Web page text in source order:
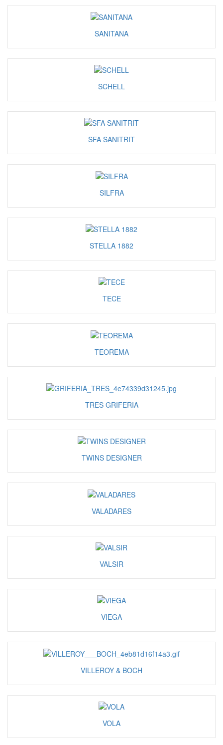
SANITANA
SCHELL
SFA SANITRIT
SILFRA
STELLA 1882
TECE
TEOREMA
TRES GRIFERIA
TWINS DESIGNER
VALADARES
VALSIR
VIEGA
VILLEROY & BOCH
VOLA